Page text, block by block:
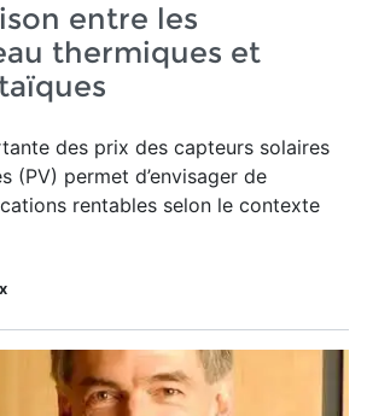
entre les
thermiques et
des prix des capteurs solaires
(PV) permet d’envisager de
rentables selon le contexte